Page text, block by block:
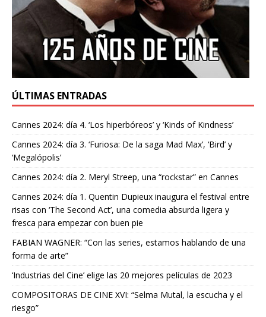
ÚLTIMAS ENTRADAS
Cannes 2024: día 4. ‘Los hiperbóreos’ y ‘Kinds of Kindness’
Cannes 2024: día 3. ‘Furiosa: De la saga Mad Max’, ‘Bird’ y
‘Megalópolis’
Cannes 2024: día 2. Meryl Streep, una “rockstar” en Cannes
Cannes 2024: día 1. Quentin Dupieux inaugura el festival entre
risas con ‘The Second Act’, una comedia absurda ligera y
fresca para empezar con buen pie
FABIAN WAGNER: “Con las series, estamos hablando de una
forma de arte”
‘Industrias del Cine’ elige las 20 mejores películas de 2023
COMPOSITORAS DE CINE XVI: “Selma Mutal, la escucha y el
riesgo”